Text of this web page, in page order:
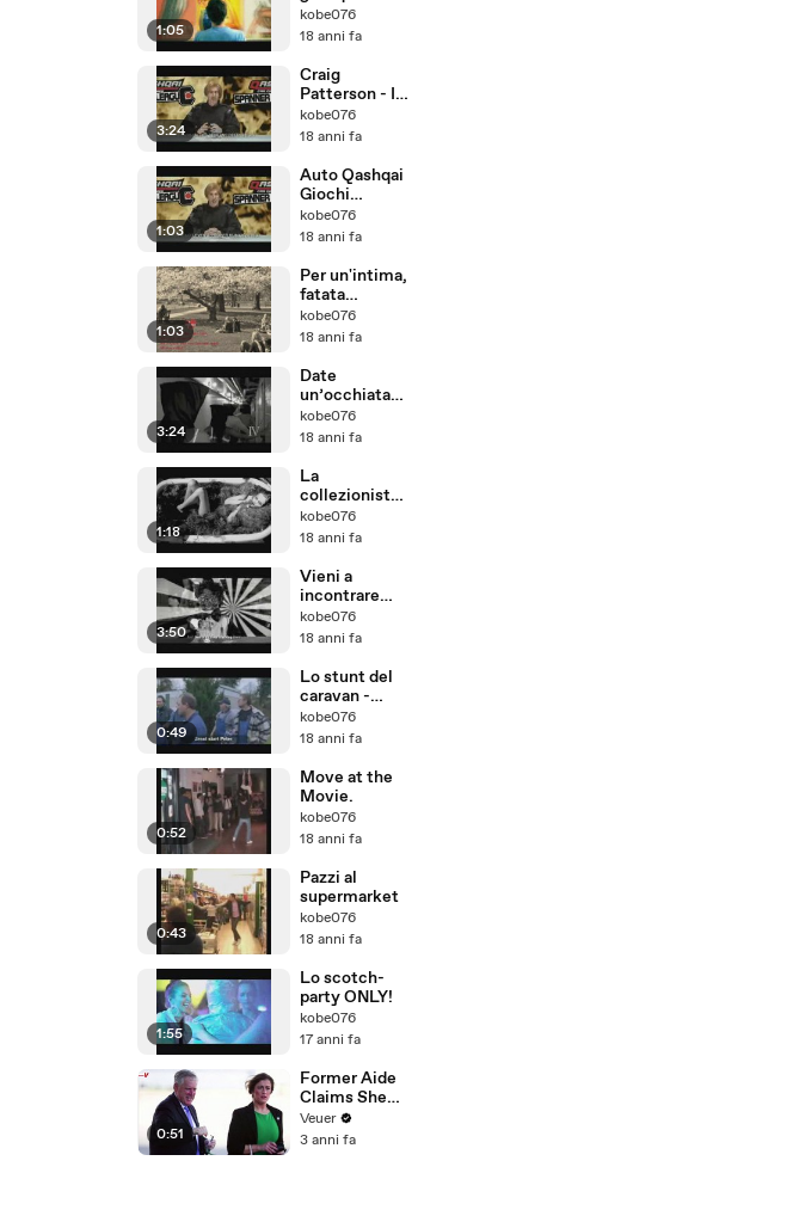
1:05
sua ragazza
vedrà la sua
kobe076
18 anni fa
3:24
Craig
Patterson - Il
meglio della
Spannerleagu
kobe076
18 anni fa
1:03
Auto Qashqai
Giochi
Spannerleagu
e - teaser
kobe076
18 anni fa
1:03
Per un'intima,
fatata
atmosfera!
kobe076
18 anni fa
3:24
Date
un’occhiata
alla sfida di
ballo della
kobe076
18 anni fa
1:18
La
collezionista
di capelli si fa
un sonnellino
kobe076
18 anni fa
3:50
Vieni a
incontrare
Diesel’s Pete
– il Pupazzo di
kobe076
18 anni fa
0:49
Lo stunt del
caravan -
fatto dal Team
Fiammingo.
kobe076
18 anni fa
0:52
Move at the
Movie.
kobe076
18 anni fa
0:43
Pazzi al
supermarket
kobe076
18 anni fa
1:55
Lo scotch-
party ONLY!
kobe076
17 anni fa
0:51
Former Aide
Claims She
Was Asked to
Make a ‘Hit
Veuer
3 anni fa